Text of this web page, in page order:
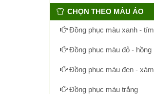
CHỌN THEO MÀU ÁO
Đồng phục màu xanh - tím
Đồng phục màu đỏ - hồng
Đồng phục màu đen - xám
Đồng phục màu trắng